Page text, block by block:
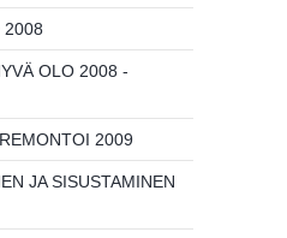
2008
OLO 2008 -
2009
JA SISUSTAMINEN